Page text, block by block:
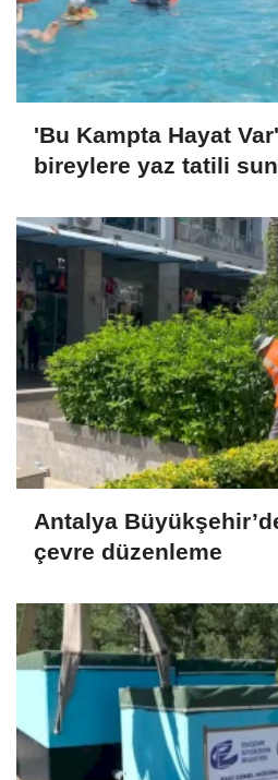
'Bu Kampta Hayat
bireylere yaz tatili
Antalya
çevre düzenleme